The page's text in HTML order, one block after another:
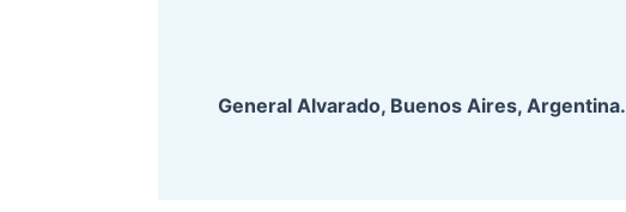
General Alvarado, Buenos Aires, Argentina.